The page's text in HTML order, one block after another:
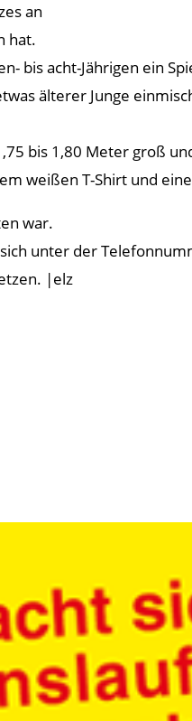
an
hat.
bis acht-Jährigen ein
älterer Junge
bis 1,80 Meter groß
weißen T-Shirt und
war.
unter der
|elz